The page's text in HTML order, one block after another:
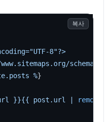
8"?>
schemas/
%}
}}{{ post.url remove:
복사